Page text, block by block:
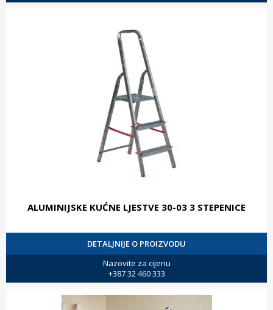
ALUMINIJSKE KUĆNE LJESTVE 30-03 3 STEPENICE
DETALJNIJE O PROIZVODU
Nazovite za cijenu
+387 32 460 333